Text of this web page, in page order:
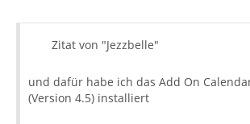
Zitat von "Jezzbelle"
und dafür habe ich das Add On
(Version 4.5) installiert